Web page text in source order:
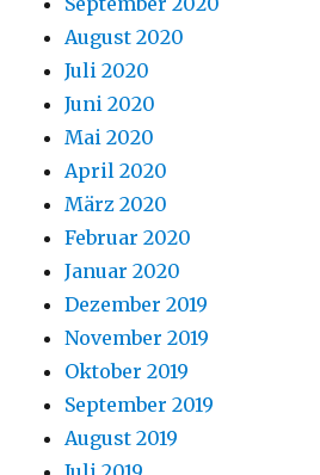
August 2020
Juli 2020
Juni 2020
Mai 2020
April 2020
März 2020
Februar 2020
Januar 2020
Dezember 2019
November 2019
Oktober 2019
September 2019
August 2019